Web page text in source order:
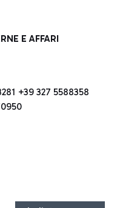
E AFFARI
+39 327 5588358